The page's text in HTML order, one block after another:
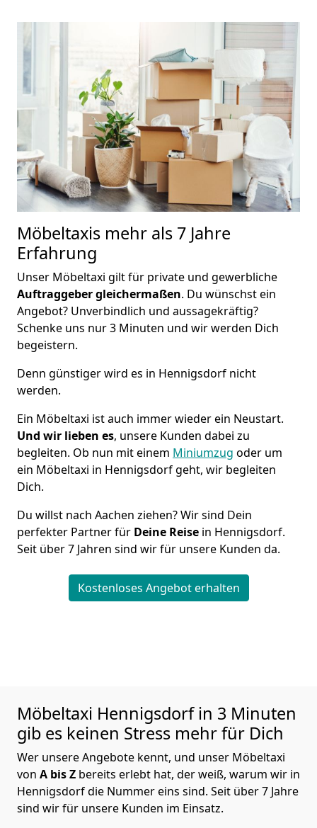
Möbeltaxis mehr als 7 Jahre
Erfahrung
Unser Möbeltaxi gilt für private und gewerbliche
Auftraggeber gleichermaßen. Du wünschst ein
Angebot? Unverbindlich und aussagekräftig?
Schenke uns nur 3 Minuten und wir werden Dich
begeistern.
Denn günstiger wird es in Hennigsdorf nicht
werden.
Ein Möbeltaxi ist auch immer wieder ein Neustart.
Und wir lieben es, unsere Kunden dabei zu
begleiten. Ob nun mit einem Miniumzug oder um
ein Möbeltaxi in Hennigsdorf geht, wir begleiten
Dich.
Du willst nach Aachen ziehen? Wir sind Dein
perfekter Partner für Deine Reise in Hennigsdorf.
Seit über 7 Jahren sind wir für unsere Kunden da.
Kostenloses Angebot erhalten
Möbeltaxi Hennigsdorf in 3 Minuten
gib es keinen Stress mehr für Dich
Wer unsere Angebote kennt, und unser Möbeltaxi
von A bis Z bereits erlebt hat, der weiß, warum wir in
Hennigsdorf die Nummer eins sind. Seit über 7 Jahre
sind wir für unsere Kunden im Einsatz.